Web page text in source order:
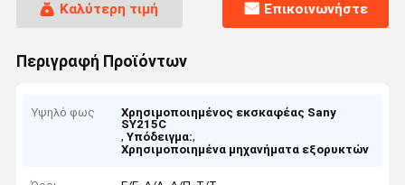
Καλύτερη τιμή Επικοινωνήστε
Περιγραφή Προϊόντων
Υψηλό φως
Χρησιμοποιημένος εκσκαφέας Sany
SY215C
,Υπόδειγμα:,
Χρησιμοποιημένα μηχανήματα εξορυκτών